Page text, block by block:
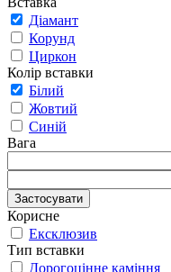
Діамант
Корунд
Циркон
Колір вставки
Білий
Жовтий
Синій
Вага
Застосувати
Корисне
Ексклюзив
Тип вставки
Дорогоцінне каміння